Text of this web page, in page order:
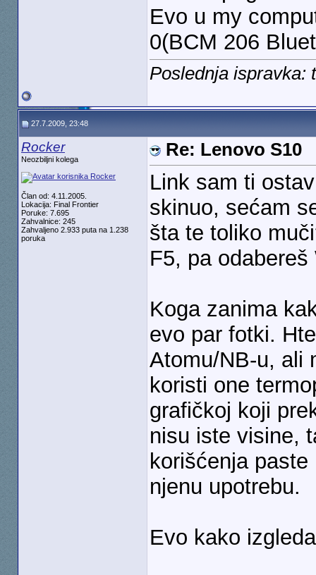
Evo u my
0(BCM 206
Poslednja ispravka:
27.7.2009, 23:48
Rocker
Neozbiljni kolega
Član od: 4.11.2005.
Lokacija: Final Frontier
Poruke: 7.695
Zahvalnice: 245
Zahvaljeno 2.933 puta na 1.238
poruka
Re: Lenovo S10
Link sam ti
skinuo, sećam
šta te toliko
F5, pa
Koga zanima
evo par fotki.
Atomu/NB-u, ali
koristi one
grafičkoj koji
nisu iste visine,
korišćenja
njenu upotrebu.
Evo kako